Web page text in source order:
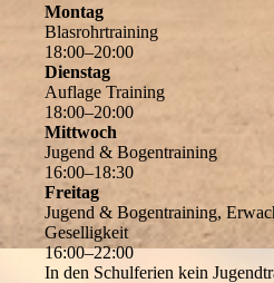
Montag
Blasrohrtraining
18:00–20:00
Dienstag
Auflage Training
18:00–20:00
Mittwoch
Jugend & Bogentraining
16:00–18:30
Freitag
Jugend & Bogentraining,
Geselligkeit
16:00–22:00
In den Schulferien kein